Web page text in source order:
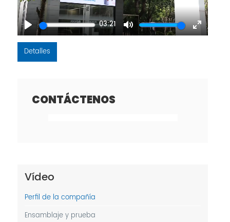
Play
03:21
Mute
Enter
Detalles
CONTÁCTENOS
Vídeo
Perfil de la compañía
Ensamblaje y prueba